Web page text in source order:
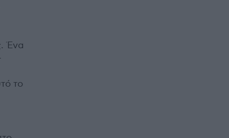
Ένα
το